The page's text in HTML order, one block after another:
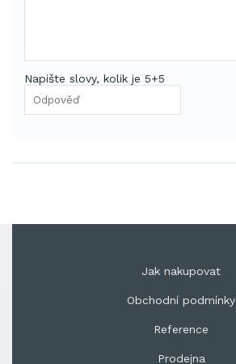
Napište slovy, kolik je 5+5
Jak nakupovat
Obchodní podmínky
Reference
Prodejna